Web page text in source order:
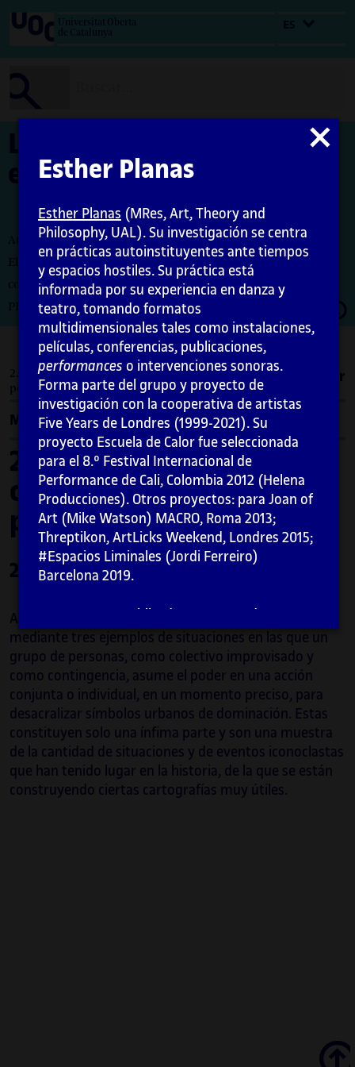
Universitat Oberta
de Catalunya
La revolución de las
estatuas
Autora: Esther Planas
El encargo y la creación de este material docente han sido
coordinados por la profesora: Maria Íñigo
PID_00282980
Abrir
2. Acciones llevadas a cabo como protestas
políticas / 2.1. Introducción
Imprimir
Menú
2. Acciones llevadas a
cabo como protestas
políticas
2.1. Introducción
A continuación, estableceremos una comparativa
mediante tres ejemplos de situaciones en las que un
grupo de personas, como colectivo improvisado y
como contingencia, asume el poder en una acción
conjunta o individual, en un momento preciso, para
desacralizar símbolos urbanos de dominación. Estas
constituyen solo una ínfima parte y son una muestra
de la cantidad de situaciones y de eventos iconoclastas
que han tenido lugar en la historia, de la que se están
construyendo ciertas cartografías muy útiles.
Scroll
Cerrar
Esther Planas
Esther Planas (MRes, Art, Theory and
Philosophy, UAL). Su investigación se centra
en prácticas autoinstituyentes ante tiempos
y espacios hostiles. Su práctica está
informada por su experiencia en danza y
teatro, tomando formatos
multidimensionales tales como instalaciones,
películas, conferencias, publicaciones,
performances o intervenciones sonoras.
Forma parte del grupo y proyecto de
investigación con la cooperativa de artistas
Five Years de Londres (1999-2021). Su
proyecto Escuela de Calor fue seleccionada
para el 8.º Festival Internacional de
Performance de Cali, Colombia 2012 (Helena
Producciones). Otros proyectos: para Joan of
Art (Mike Watson) MACRO, Roma 2013;
Threptikon, ArtLicks Weekend, Londres 2015;
#Espacios Liminales (Jordi Ferreiro)
Barcelona 2019.
ponencias en Spike Island, Associates Space
(Carmen Juliá), Bristol, 2020. Performing
Otherness: a Postcolonial Approach to
Francoist Spain (María Iñigo Clavo),
Edinburgh University, Scotland, 2018. The
Journal of Aesthetics & Protest: Issue # 11,
Newsletter Project (Marc Herbst) L.A. 2020.
Manifestaciones Públicas de Afecto (Florencia
Portocarrero), BAR project, Barcelona, 2016.